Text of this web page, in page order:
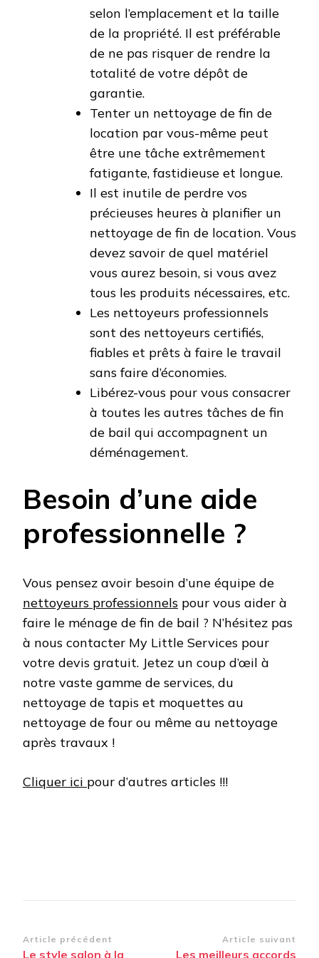
selon l’emplacement et la taille
de la propriété. Il est préférable
de ne pas risquer de rendre la
totalité de votre dépôt de
garantie.
Tenter un nettoyage de fin de
location par vous-même peut
être une tâche extrêmement
fatigante, fastidieuse et longue.
Il est inutile de perdre vos
précieuses heures à planifier un
nettoyage de fin de location. Vous
devez savoir de quel matériel
vous aurez besoin, si vous avez
tous les produits nécessaires, etc.
Les nettoyeurs professionnels
sont des nettoyeurs certifiés,
fiables et prêts à faire le travail
sans faire d’économies.
Libérez-vous pour vous consacrer
à toutes les autres tâches de fin
de bail qui accompagnent un
déménagement.
Besoin d’une aide
professionnelle ?
Vous pensez avoir besoin d’une équipe de
nettoyeurs professionnels pour vous aider à
faire le ménage de fin de bail ? N’hésitez pas
à nous contacter My Little Services pour
votre devis gratuit. Jetez un coup d’œil à
notre vaste gamme de services, du
nettoyage de tapis et moquettes au
nettoyage de four ou même au nettoyage
après travaux !
Cliquer ici pour d’autres articles !!!
Navigation
Article précédent
Le style salon à la
Article suivant
Les meilleurs accords